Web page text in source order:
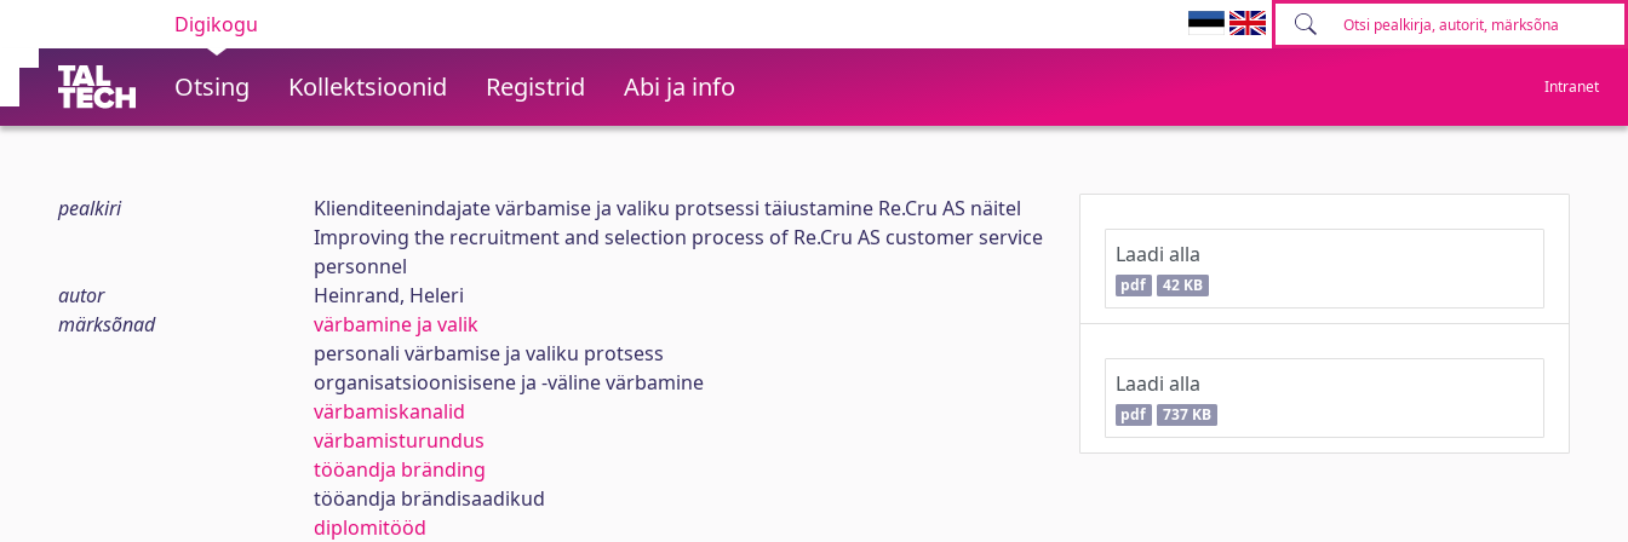
Digikogu
Otsing Kollektsioonid Registrid Abi ja info Intranet
pealkiri
Klienditeenindajate värbamise ja valiku protsessi täiustamine Re.Cru AS näitel
Improving the recruitment and selection process of Re.Cru AS customer service
personnel
autor
Heinrand, Heleri
märksõnad
värbamine ja valik
personali värbamise ja valiku protsess
organisatsioonisisene ja -väline värbamine
värbamiskanalid
värbamisturundus
tööandja bränding
tööandja brändisaadikud
diplomitööd
Laadi alla
pdf 42 KB
Laadi alla
pdf 737 KB